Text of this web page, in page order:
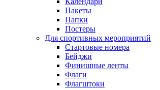
Пакеты
Папки
Постеры
Для спортивных мероприятий
Стартовые номера
Бейджи
Финишные ленты
Флаги
Флагштоки